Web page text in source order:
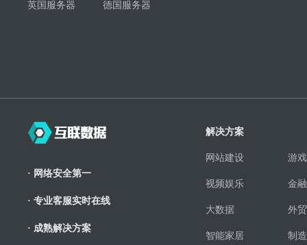
英国服务器 德国服务器
· 网络安全第一
· 专业客服实时在线
· 成熟解决方案
解决方案
网站建设 游
视频娱乐 金
大数据 外
智能家居 制